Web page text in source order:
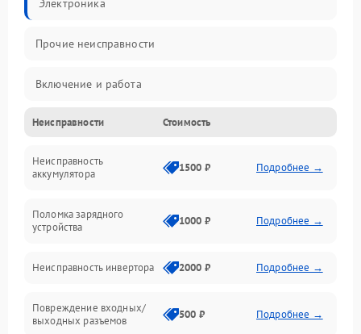
Электроника
Прочие неисправности
Включение и работа
Работа с нагрузкой
Звук и индикация
Механические повреждения
Неисправности Стоимость
Неисправность
аккумулятора
1500 ₽ Подробнее →
Поломка зарядного
устройства
1000 ₽ Подробнее →
Неисправность инвертора 2000 ₽ Подробнее →
Повреждение входных/
выходных разъемов
500 ₽ Подробнее →